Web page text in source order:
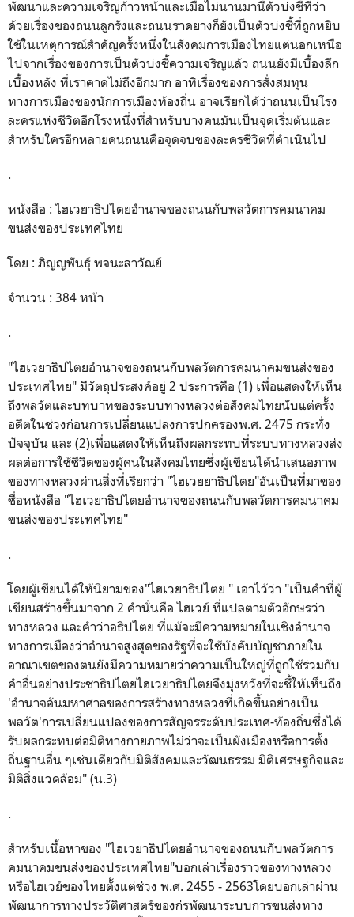
พัฒนาและความเจริญก้าวหน้าและเมื่อไม่นานมานี้ตัวบ่งชี้ที่ว่า
ด้วยเรื่องของถนนลูกรังและถนนราดยางก็ยังเป็นตัวบ่งชี้ที่ถูกหยิบ
ใช้ในเหตุการณ์สำคัญครั้งหนึ่งในสังคมการเมืองไทยแต่นอกเหนือ
ไปจากเรื่องของการเป็นตัวบ่งชี้ความเจริญแล้ว ถนนยังมีเบื้องลึก
เบื้องหลัง ที่เราคาดไม่ถึงอีกมาก อาทิเรื่องของการสั่งสมทุน
ทางการเมืองของนักการเมืองท้องถิ่น อาจเรียกได้ว่าถนนเป็นโรง
ละครแห่งชีวิตอีกโรงหนึ่งที่สำหรับบางคนมันเป็นจุดเริ่มต้นและ
สำหรับใครอีกหลายคนถนนคือจุดจบของละครชีวิตที่ดำเนินไป
.
หนังสือ : ไฮเวยาธิปไตยอำนาจของถนนกับพลวัตการคมนาคม
ขนส่งของประเทศไทย
โดย : ภิญญพันธุ์ พจนะลาวัณย์
จำนวน : 384 หน้า
.
"ไฮเวยาธิปไตยอำนาจของถนนกับพลวัตการคมนาคมขนส่งของ
ประเทศไทย" มีวัตถุประสงค์อยู่ 2 ประการคือ (1) เพื่อแสดงให้เห็น
ถึงพลวัตและบทบาทของระบบทางหลวงต่อสังคมไทยนับแต่ครั้ง
อดีตในช่วงก่อนการเปลี่ยนแปลงการปกครองพ.ศ. 2475 กระทั่ง
ปัจจุบัน และ (2)เพื่อแสดงให้เห็นถึงผลกระทบที่ระบบทางหลวงส่ง
ผลต่อการใช้ชีวิตของผู้คนในสังคมไทยซึ่งผู้เขียนได้นำเสนอภาพ
ของทางหลวงผ่านสิ่งที่เรียกว่า "ไฮเวยยาธิปไตย"อันเป็นที่มาของ
ชื่อหนังสือ "ไฮเวยาธิปไตยอำนาจของถนนกับพลวัตการคมนาคม
ขนส่งของประเทศไทย"
.
โดยผู้เขียนได้ให้นิยามของ"ไฮเวยาธิปไตย " เอาไว้ว่า "เป็นคำที่ผู้
เขียนสร้างขึ้นมาจาก 2 คำนั่นคือ ไฮเวย์ ที่แปลตามตัวอักษรว่า
ทางหลวง และคำว่าอธิปไตย ที่แม้จะมีความหมายในเชิงอำนาจ
ทางการเมืองว่าอำนาจสูงสุดของรัฐที่จะใช้บังคับบัญชาภายใน
อาณาเขตของตนยังมีความหมายว่าความเป็นใหญ่ที่ถูกใช้ร่วมกับ
คำอื่นอย่างประชาธิปไตยไฮเวยาธิปไตยจึงมุ่งหวังที่จะชี้ให้เห็นถึง
'อำนาจอันมหาศาลของการสร้างทางหลวงที่เกิดขึ้นอย่างเป็น
พลวัต'การเปลี่ยนแปลงของการสัญจรระดับประเทศ-ท้องถิ่นซึ่งได้
รับผลกระทบต่อมิติทางกายภาพไม่ว่าจะเป็นผังเมืองหรือการตั้ง
ถิ่นฐานอื่น ๆเช่นเดียวกับมิติสังคมและวัฒนธรรม มิติเศรษฐกิจและ
มิติสิ่งแวดล้อม" (น.3)
.
สำหรับเนื้อหาของ "ไฮเวยาธิปไตยอำนาจของถนนกับพลวัตการ
คมนาคมขนส่งของประเทศไทย"บอกเล่าเรื่องราวของทางหลวง
หรือไฮเวย์ของไทยตั้งแต่ช่วง พ.ศ. 2455 - 2563โดยบอกเล่าผ่าน
พัฒนาการทางประวัติศาสตร์ของก่รพัฒนาระบบการขนส่งทาง